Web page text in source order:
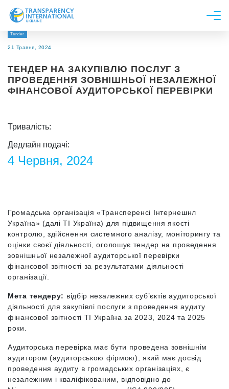
Про нас
Дослідження
Напрями роботи
Tender
21 Травня, 2024
ТЕНДЕР НА ЗАКУПІВЛЮ ПОСЛУГ З
ПРОВЕДЕННЯ ЗОВНІШНЬОЇ НЕЗАЛЕЖНОЇ
ФІНАНСОВОЇ АУДИТОРСЬКОЇ ПЕРЕВІРКИ
Тривалість:
Дедлайн подачі:
4 Червня, 2024
Громадська організація «Трансперенсі Інтернешнл
Україна» (далі ТІ Україна) для підвищення якості
контролю, здійснення системного аналізу, моніторингу та
оцінки своєї діяльності, оголошує тендер на проведення
зовнішньої незалежної аудиторської перевірки
фінансової звітності за результатами діяльності
організації.
Мета тендеру: відбір незалежних суб’єктів аудиторської
діяльності для закупівлі послуги з проведення аудиту
фінансової звітності ТІ Україна за 2023, 2024 та 2025
роки.
Аудиторська перевірка має бути проведена зовнішнім
аудитором (аудиторською фірмою), який має досвід
проведення аудиту в громадських організаціях, є
незалежним і кваліфікованим, відповідно до